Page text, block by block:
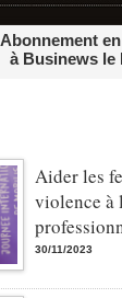
Abonnement
à Businews le
Aider les
violence à
30/11/2023